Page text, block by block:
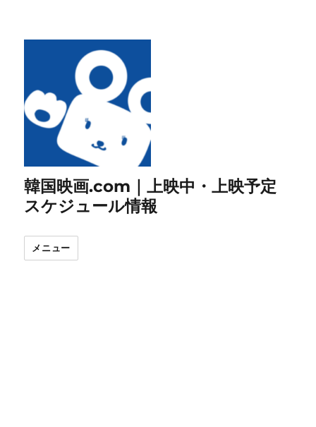
韓国映画.com｜上映中・上映予定
スケジュール情報
メニュー